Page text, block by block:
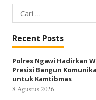
Cari
untuk:
Recent Posts
Polres Ngawi Hadirkan
Presisi Bangun
untuk Kamtibmas
8 Agustus 2026